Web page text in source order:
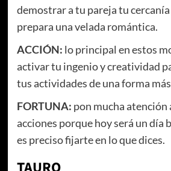
demostrar a tu pareja tu cercanía
prepara una velada romántica.
ACCIÓN: lo principal en estos
activar tu ingenio y creatividad
tus actividades de una forma
FORTUNA: pon mucha atención
acciones porque hoy será un día
es preciso fijarte en lo que dices.